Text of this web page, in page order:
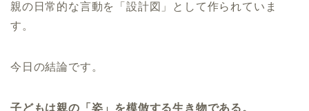
親の日常的な言動を「設計図」として作られていま
す。
今日の結論です。
子どもは親の「姿」を模倣する生き物である。